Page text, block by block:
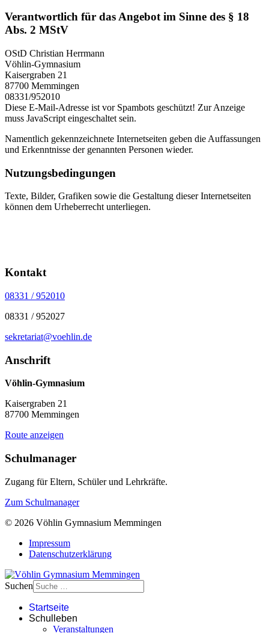
Verantwortlich für das Angebot im Sinne des § 18
Abs. 2 MStV
OStD Christian Herrmann
Vöhlin-Gymnasium
Kaisergraben 21
87700 Memmingen
08331/952010
Diese E-Mail-Adresse ist vor Spambots geschützt! Zur Anzeige
muss JavaScript eingeschaltet sein.
Namentlich gekennzeichnete Internetseiten geben die Auffassungen
und Erkenntnisse der genannten Personen wieder.
Nutzungsbedingungen
Texte, Bilder, Grafiken sowie die Gestaltung dieser Internetseiten
können dem Urheberrecht unterliegen.
Kontakt
08331 / 952010
08331 / 952027
sekretariat@voehlin.de
Anschrift
Vöhlin-Gymnasium
Kaisergraben 21
87700 Memmingen
Route anzeigen
Schulmanager
Zugang für Eltern, Schüler und Lehrkräfte.
Zum Schulmanager
© 2026 Vöhlin Gymnasium Memmingen
Impressum
Datenschutzerklärung
Suchen
Startseite
Schulleben
Veranstaltungen